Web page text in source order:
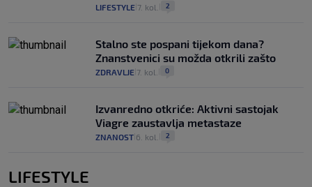
LIFESTYLE 7. kol. 2
Stalno ste pospani tijekom dana?
Znanstvenici su možda otkrili zašto
ZDRAVLJE 7. kol. 0
Izvanredno otkriće: Aktivni sastojak
Viagre zaustavlja metastaze
ZNANOST 6. kol. 2
LIFESTYLE